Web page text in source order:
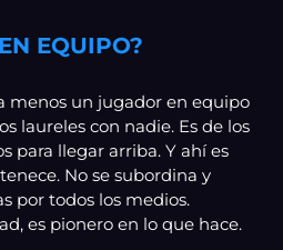
EQUIPO?
menos un jugador en equipo
laureles con nadie. Es de los
para llegar arriba. Y ahí es
No se subordina y
por todos los medios.
es pionero en lo que hace.